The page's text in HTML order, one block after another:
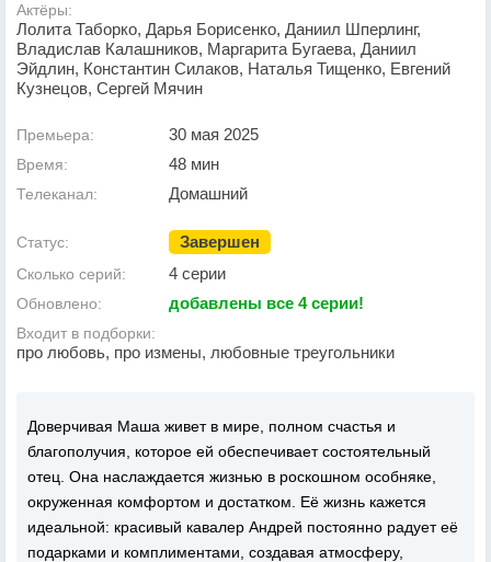
Актёры:
Лолита Таборко, Дарья Борисенко, Даниил Шперлинг,
Владислав Калашников, Маргарита Бугаева, Даниил
Эйдлин, Константин Силаков, Наталья Тищенко, Евгений
Кузнецов, Сергей Мячин
Премьера: 30 мая 2025
Время: 48 мин
Телеканал: Домашний
Статус: Завершен
Сколько серий: 4 серии
Обновлено: добавлены все 4 серии!
Входит в подборки:
про любовь, про измены, любовные треугольники
Доверчивая Маша живет в мире, полном счастья и
благополучия, которое ей обеспечивает состоятельный
отец. Она наслаждается жизнью в роскошном особняке,
окруженная комфортом и достатком. Её жизнь кажется
идеальной: красивый кавалер Андрей постоянно радует её
подарками и комплиментами, создавая атмосферу,